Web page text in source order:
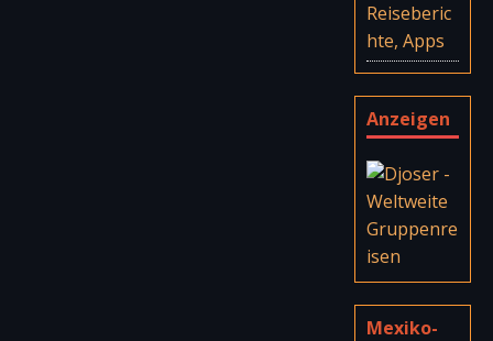
Reiseberic
hte, Apps
Anzeigen
Mexiko-